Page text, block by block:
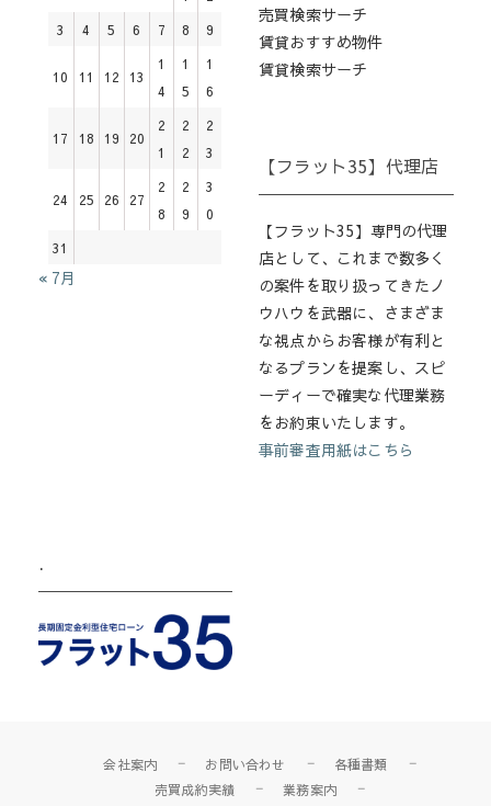
3
4 5 6 7 8 9
10 11 12 13
1
4
1
5
1
6
17 18 19 20
2
1
2
2
2
3
24 25 26 27
2
8
2
9
3
0
31
« 7月
売買検索サーチ
賃貸おすすめ物件
賃貸検索サーチ
【フラット35】代理店
【フラット35】専門の代理
店として、これまで数多く
の案件を取り扱ってきたノ
ウハウを武器に、さまざま
な視点からお客様が有利と
なるプランを提案し、スピ
ーディーで確実な代理業務
をお約束いたします。
事前審査用紙はこちら
.
会社案内 お問い合わせ
各種書類
売買成約実績
業務案内